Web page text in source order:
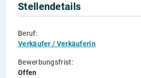
Stellendetails
Beruf:
Verkäufer / Verkäuferin
Bewerbungsfrist:
Offen